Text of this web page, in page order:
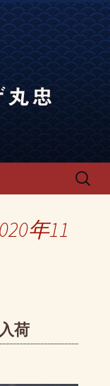
寿司「で
「でらう
検
年11
荷